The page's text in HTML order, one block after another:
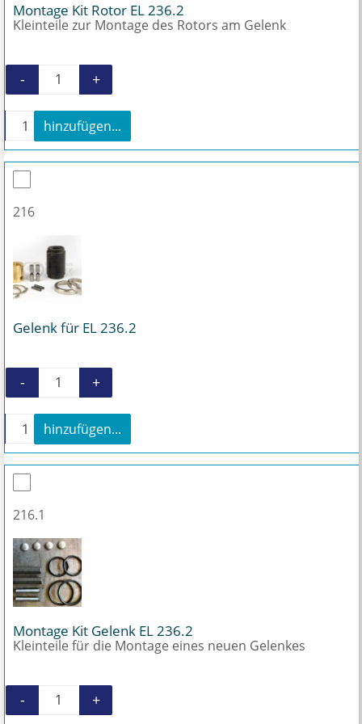
Montage Kit Rotor EL 236.2
Kleinteile zur Montage des Rotors am Gelenk
Montage Kit Rotor EL 236.2 Menge
- +
Montage Kit Rotor EL 236.2 Menge
+
hinzufügen...
216
Gelenk für EL 236.2
Gelenk für EL 236.2 Menge
- +
Gelenk für EL 236.2 Menge
+
hinzufügen...
216.1
Montage Kit Gelenk EL 236.2
Kleinteile für die Montage eines neuen Gelenkes
Montage Kit Gelenk EL 236.2 Menge
- +